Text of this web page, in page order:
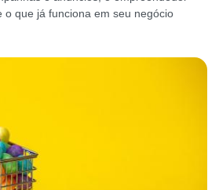
o que já funciona em seu negócio